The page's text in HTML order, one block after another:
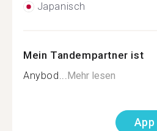
Japanisch
Mein Tandempartner ist
Anybod...Mehr lesen